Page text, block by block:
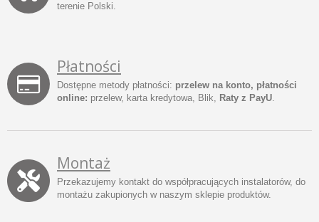
terenie Polski.
Płatności
Dostępne metody płatności: przelew na konto, płatności
online: przelew, karta kredytowa, Blik, Raty z PayU.
Montaż
Przekazujemy kontakt do współpracujących instalatorów, do
montażu zakupionych w naszym sklepie produktów.